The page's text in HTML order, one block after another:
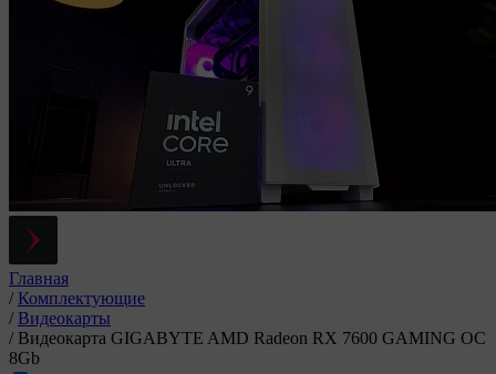
Главная
/ Комплектующие
/ Видеокарты
/ Видеокарта GIGABYTE AMD Radeon RX 7600 GAMING OC
8Gb